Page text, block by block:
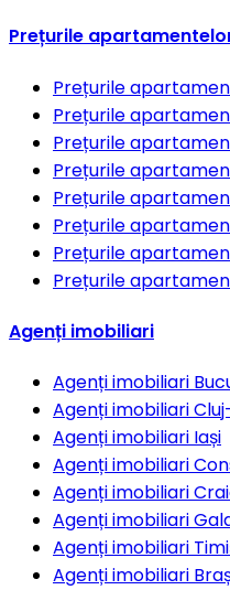
Prețurile
Prețurile
Prețurile
Prețurile
Prețurile
Prețurile
Prețurile
Prețurile
Prețurile
Agenți imobiliari
Agenți imobiliari
Agenți imobiliari
Agenți imobiliari Iași
Agenți imobiliari
Agenți imobiliari
Agenți imobiliari
Agenți imobiliari
Agenți imobiliari